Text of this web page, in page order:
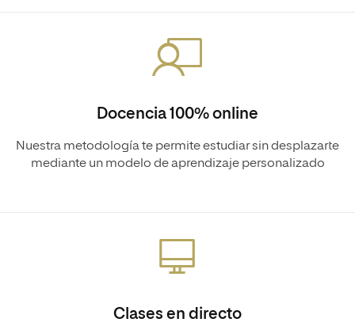
Docencia 100% online
Nuestra metodología te permite estudiar sin desplazarte
mediante un modelo de aprendizaje personalizado
Clases en directo